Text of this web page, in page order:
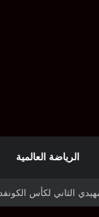
الرياضة العالمية